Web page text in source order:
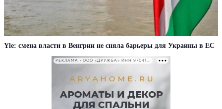
Yle: смена власти в Венгрии не сняла барьеры для Украины в ЕС
РЕКЛАМА • ООО «ДРУЖБА» ИНН 9704146411